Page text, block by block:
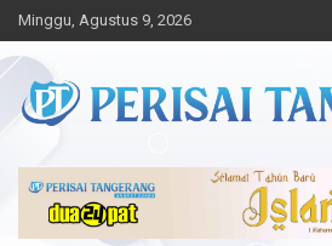
Skip
to
content
Minggu, Agustus 9, 2026
Perisai Tangerang
Suara